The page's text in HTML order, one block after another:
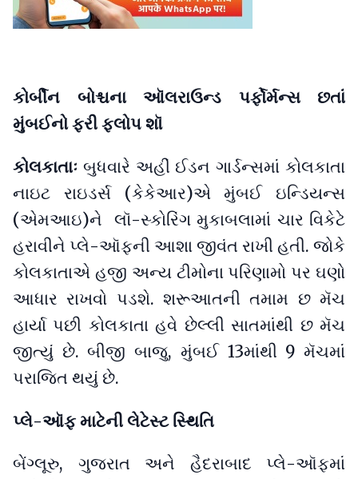
કોર્બીન બોશ્ચના ઑલરાઉન્ડ પર્ફોર્મન્સ છતાં
મુંબઈનો ફરી ફ્લોપ શૉ
કોલકાતાઃ બુધવારે અહીં ઈડન ગાર્ડન્સમાં કોલકાતા
નાઇટ રાઇડર્સ (કેકેઆર)એ મુંબઈ ઇન્ડિયન્સ
(એમઆઇ)ને લૉ-સ્કોરિંગ મુકાબલામાં ચાર વિકેટે
હરાવીને પ્લે-ઑફની આશા જીવંત રાખી હતી. જોકે
કોલકાતાએ હજી અન્ય ટીમોના પરિણામો પર ઘણો
આધાર રાખવો પડશે. શરૂઆતની તમામ છ મૅચ
હાર્યા પછી કોલકાતા હવે છેલ્લી સાતમાંથી છ મૅચ
જીત્યું છે. બીજી બાજુ, મુંબઈ 13માંથી 9 મૅચમાં
પરાજિત થયું છે.
પ્લે-ઑફ માટેની લેટેસ્ટ સ્થિતિ
બેંગ્લૂરુ, ગુજરાત અને હૈદરાબાદ પ્લે-ઑફમાં